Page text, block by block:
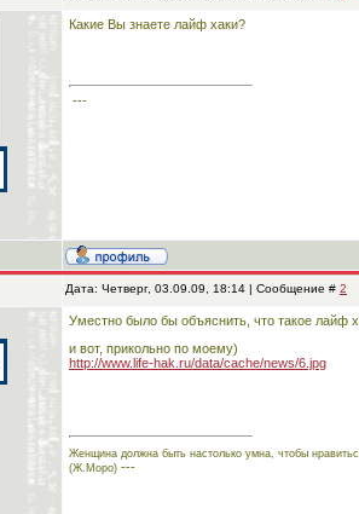
Какие Вы знаете лайф хаки?
---
Дата: Четверг, 03.09.09, 18:14 | Сообщение # 2
Уместно было бы объяснить, что такое лайф
и вот, прикольно по моему)
http://www.life-hak.ru/data/cache/news/6.jpg
Женщина должна быть настолько умна, чтобы
(Ж.Моро) ---